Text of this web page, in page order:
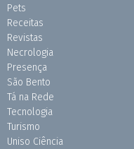
Pets
Receitas
Revistas
Necrologia
Presença
São Bento
Tá na Rede
Tecnologia
Turismo
Uniso Ciência